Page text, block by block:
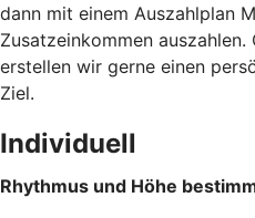
dann mit einem Auszahlplan
Zusatzeinkommen auszahlen.
erstellen wir gerne einen
Ziel.
Individuell
Rhythmus und Höhe